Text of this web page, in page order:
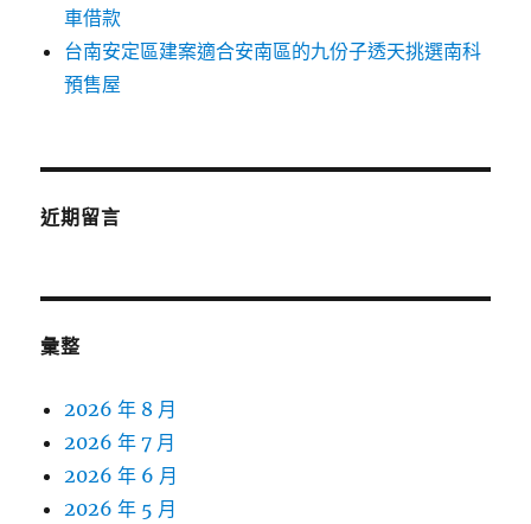
車借款
台南安定區建案適合安南區的九份子透天挑選南科
預售屋
近期留言
彙整
2026 年 8 月
2026 年 7 月
2026 年 6 月
2026 年 5 月